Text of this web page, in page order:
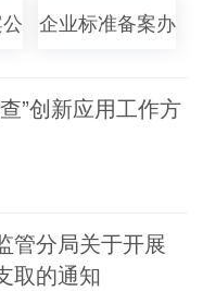
企业标准备案办
”创新应用工作方
管分局关于开展
取的通知